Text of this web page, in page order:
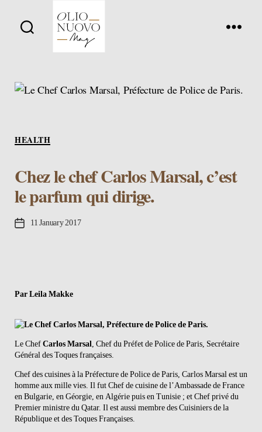
Days
HEALTH
Chez le chef Carlos Marsal, c’est
le parfum qui dirige.
Post11 January 2017
Par Leila Makke
Le ChefCarlos Marsal, Chef du Préfet de Police de Paris, Secrétaire
Général des Toques françaises.
Chef des cuisines à la Préfecture de Police de Paris, Carlos Marsal est un
homme aux mille vies. Il fut Chef de cuisine de l’Ambassade de France
en Bulgarie, en Géorgie, en Algérie puis en Tunisie ; et Chef privé du
Premier ministre du Qatar. Il est aussi membre des Cuisiniers de la
République et des Toques Françaises.